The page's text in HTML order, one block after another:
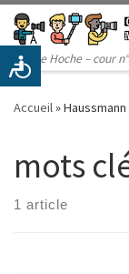
Passer au contenu
14 rue Hoche – cour
Accueil»Haussmann
mots
1 article